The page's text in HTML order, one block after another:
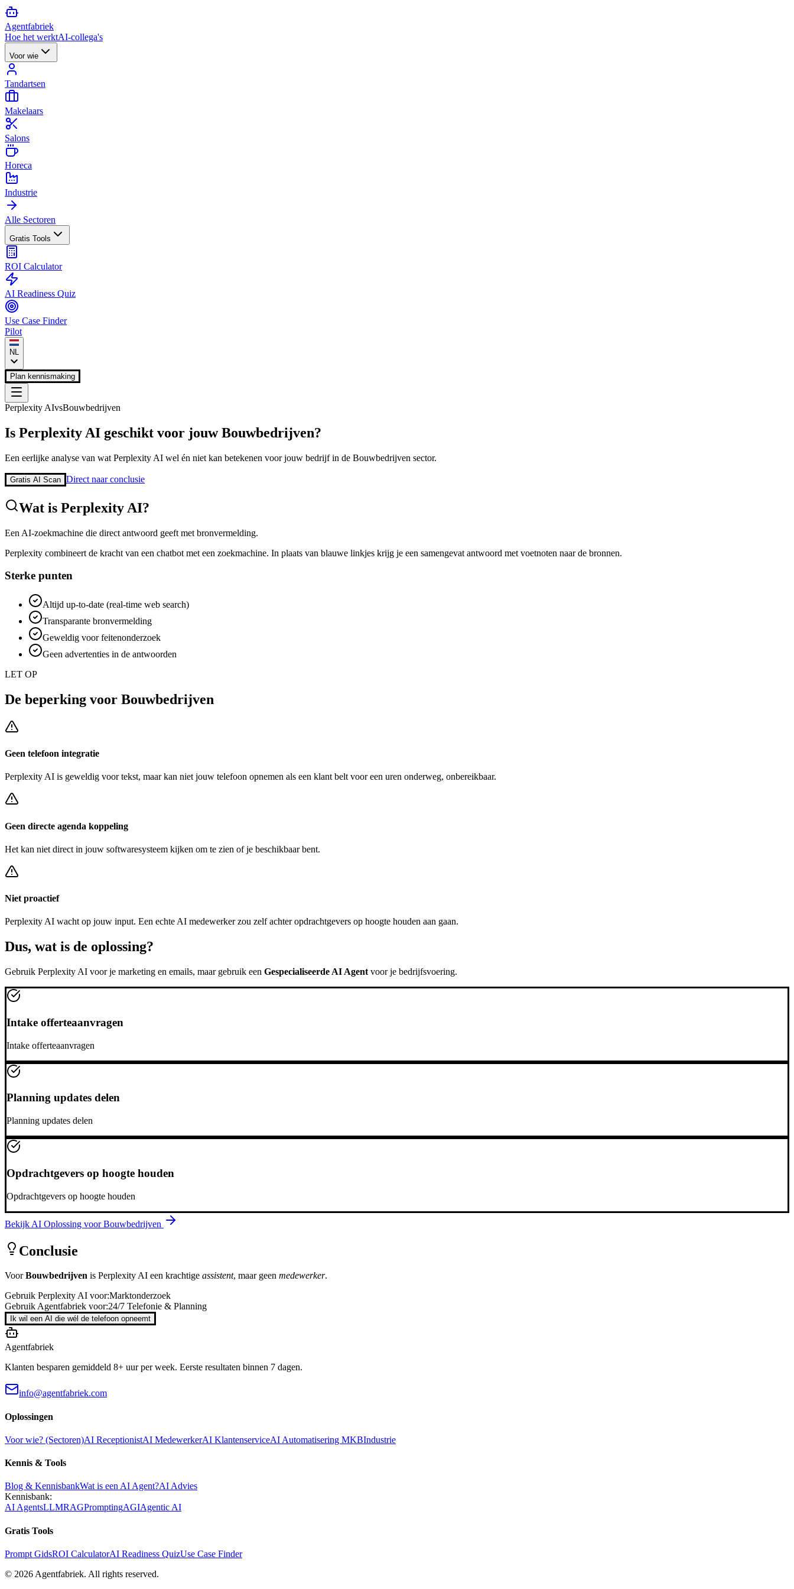
Agentfabriek
Hoe het werktAI-collega's
Voor wie
Tandartsen
Makelaars
Salons
Horeca
Industrie
Alle Sectoren
Gratis Tools
ROI Calculator
AI Readiness Quiz
Use Case Finder
Pilot
NL
Plan kennismaking
Perplexity AIvsBouwbedrijven
Is Perplexity AI geschikt voor jouwBouwbedrijven?
Een eerlijke analyse van wat Perplexity AI wel én niet kan betekenen voor jouw bedrijf in de Bouwbedrijven sector.
Gratis AI Scan Direct naar conclusie
Wat is Perplexity AI?
Een AI-zoekmachine die direct antwoord geeft met bronvermelding.
Perplexity combineert de kracht van een chatbot met een zoekmachine. In plaats van blauwe linkjes krijg je een samengevat antwoord met voetnoten naar de bronnen.
Sterke punten
Altijd up-to-date (real-time web search)
Transparante bronvermelding
Geweldig voor feitenonderzoek
Geen advertenties in de antwoorden
LET OP
De beperking voor Bouwbedrijven
Geen telefoon integratie
Perplexity AI is geweldig voor tekst, maar kan niet jouw telefoon opnemen als een klant belt voor een uren onderweg, onbereikbaar.
Geen directe agenda koppeling
Het kan niet direct in jouw softwaresysteem kijken om te zien of je beschikbaar bent.
Niet proactief
Perplexity AI wacht op jouw input. Een echte AI medewerker zou zelf achteropdrachtgevers op hoogte houden aan gaan.
Dus, wat is de oplossing?
Gebruik Perplexity AI voor je marketing en emails, maar gebruik een Gespecialiseerde AI Agent voor je bedrijfsvoering.
Intake offerteaanvragen
Intake offerteaanvragen
Planning updates delen
Planning updates delen
Opdrachtgevers op hoogte houden
Opdrachtgevers op hoogte houden
Bekijk AI Oplossing voorBouwbedrijven
Conclusie
VoorBouwbedrijven is Perplexity AI een krachtige assistent, maar geen medewerker.
Gebruik Perplexity AI voor:Marktonderzoek
Gebruik Agentfabriek voor:24/7 Telefonie & Planning
Ik wil een AI die wél de telefoon opneemt
Agentfabriek
Klanten besparen gemiddeld 8+ uur per week. Eerste resultaten binnen 7 dagen.
info@agentfabriek.com
Oplossingen
Voor wie? (Sectoren)AI ReceptionistAI MedewerkerAI KlantenserviceAI Automatisering MKBIndustrie
Kennis & Tools
Blog & KennisbankWat is een AI Agent?AI Advies
Kennisbank:
AI AgentsLLMRAGPromptingAGIAgentic AI
Gratis Tools
Prompt GidsROI CalculatorAI Readiness QuizUse Case Finder
© 2026 Agentfabriek. All rights reserved.